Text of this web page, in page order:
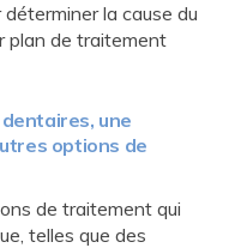
la cause du
plan de traitement
une
options de
de traitement qui
telles que des